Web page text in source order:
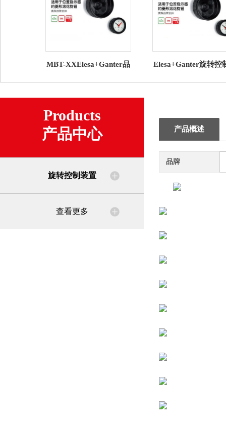
MBT-XXElesa+Ganter品
用于重力式位置显示器
Elesa+Ganter旋转控
式指示器
Products
产品中心
旋转控制装置
查看更多
产品概述
品牌